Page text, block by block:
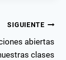
SIGUIENTE
abiertas
clases